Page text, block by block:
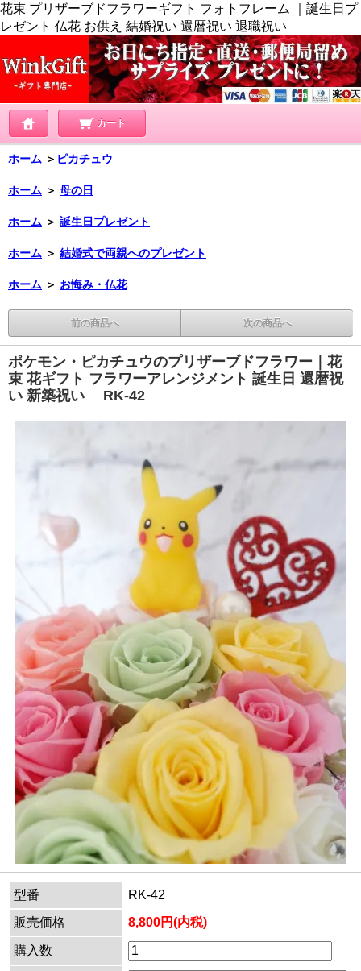
花束 プリザーブドフラワーギフト フォトフレーム ｜誕生日プ
レゼント 仏花 お供え 結婚祝い 還暦祝い 退職祝い
カート
ホーム ＞ ピカチュウ
ホーム ＞ 母の日
ホーム ＞ 誕生日プレゼント
ホーム ＞ 結婚式で両親へのプレゼント
ホーム ＞ お悔み・仏花
前の商品へ 次の商品へ
ポケモン・ピカチュウのプリザーブドフラワー｜花
束 花ギフト フラワーアレンジメント 誕生日 還暦祝
い 新築祝い RK-42
型番
RK-42
販売価格
8,800円(内税)
購入数